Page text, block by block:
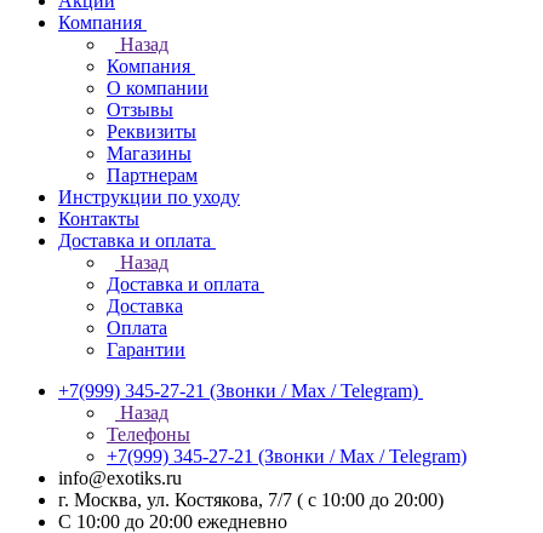
Компания
Назад
Компания
О компании
Отзывы
Реквизиты
Магазины
Партнерам
Инструкции по уходу
Контакты
Доставка и оплата
Назад
Доставка и оплата
Доставка
Оплата
Гарантии
+7(999) 345-27-21 (Звонки / Max / Telegram)
Назад
Телефоны
+7(999) 345-27-21 (Звонки / Max / Telegram)
info@exotiks.ru
г. Москва, ул. Костякова, 7/7 ( с 10:00 до 20:00)
С 10:00 до 20:00 ежедневно